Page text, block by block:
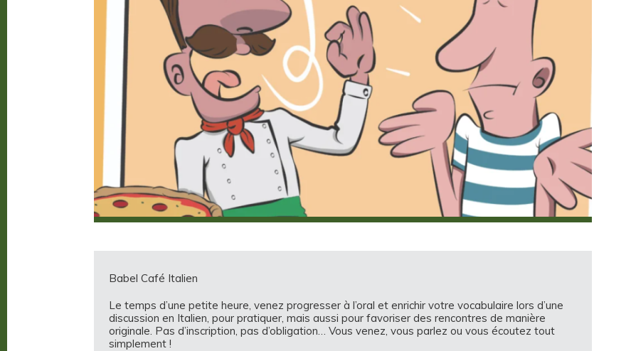
Babel Café Italien
Le temps d’une petite heure, venez progresser à l’oral et enrichir votre vocabulaire lors d’une
discussion en Italien, pour pratiquer, mais aussi pour favoriser des rencontres de manière
originale. Pas d’inscription, pas d’obligation… Vous venez, vous parlez ou vous écoutez tout
simplement !